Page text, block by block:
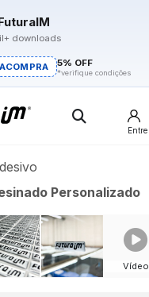
downloads
5% OFF
*verifique condições
Entre
Personalizado
Vídeo